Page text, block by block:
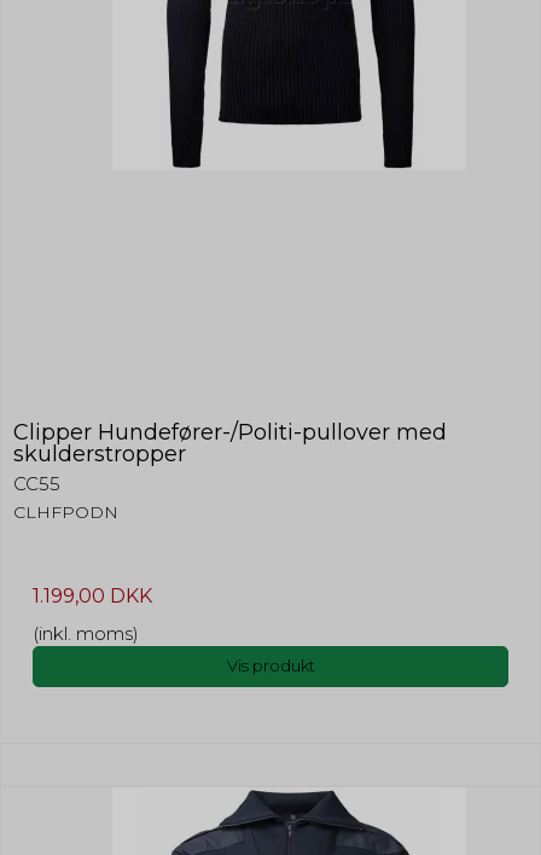
Clipper Hundefører-/Politi-pullover med
skulderstropper
CC55
CLHFPODN
1.199,00 DKK
(inkl. moms)
Vis produkt